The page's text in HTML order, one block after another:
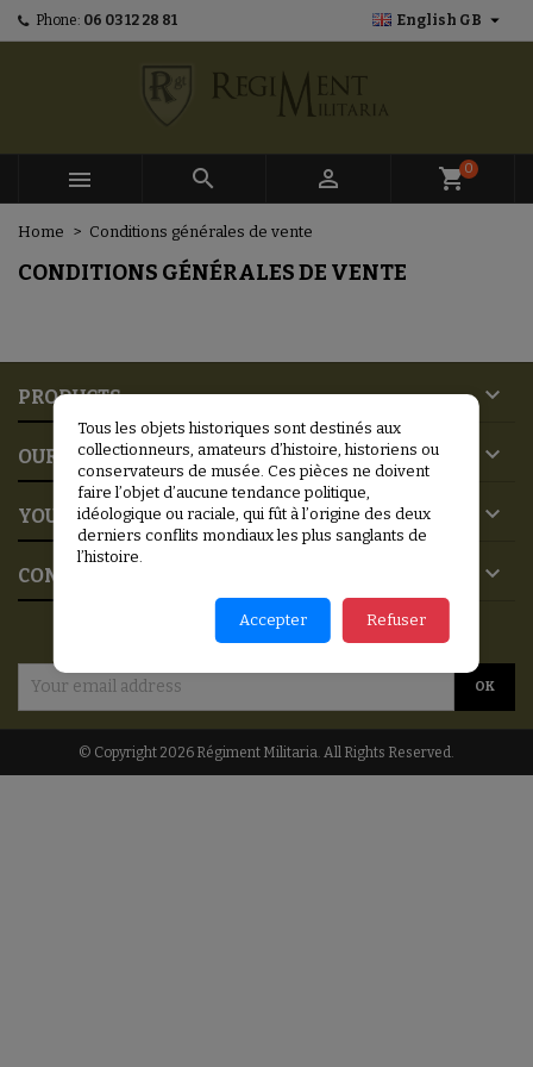
Phone: 06 03 12 28 81 English GB 
   shopping_cart0
Home Conditions générales de vente
CONDITIONS GÉNÉRALES DE VENTE
PRODUCTS 
OUR COMPANY 
YOUR ACCOUNT 
CONTACT 
Mes listes d'envies ×
Créer une nouvelle liste
((modalTitle)) ×
((confirmMessage))
((cancelText)) ((modalDeleteText))
Create wishlist ×
Wishlist name
Cancel
Sign in ×
You need to be logged in to save products in your
Cancel Sign in
NEWSLETTER
© Copyright 2026 Régiment Militaria. All Rights Reserved.
Tous les objets historiques sont destinés aux
collectionneurs, amateurs d’histoire, historiens ou
conservateurs de musée. Ces pièces ne doivent
faire l’objet d’aucune tendance politique,
idéologique ou raciale, qui fût à l’origine des deux
derniers conflits mondiaux les plus sanglants de
l’histoire.
Accepter Refuser